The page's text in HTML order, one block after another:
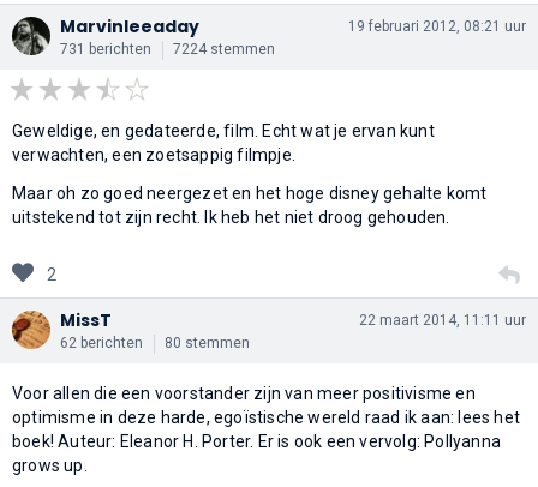
Marvinleeaday
731 berichten 7224 stemmen
19 februari 2012, 08:21 uur
Geweldige, en gedateerde, film. Echt wat je ervan kunt
verwachten, een zoetsappig filmpje.
Maar oh zo goed neergezet en het hoge disney gehalte komt
uitstekend tot zijn recht. Ik heb het niet droog gehouden.
2
MissT
62 berichten 80 stemmen
22 maart 2014, 11:11 uur
Voor allen die een voorstander zijn van meer positivisme en
optimisme in deze harde, egoïstische wereld raad ik aan: lees het
boek! Auteur: Eleanor H. Porter. Er is ook een vervolg: Pollyanna
grows up.